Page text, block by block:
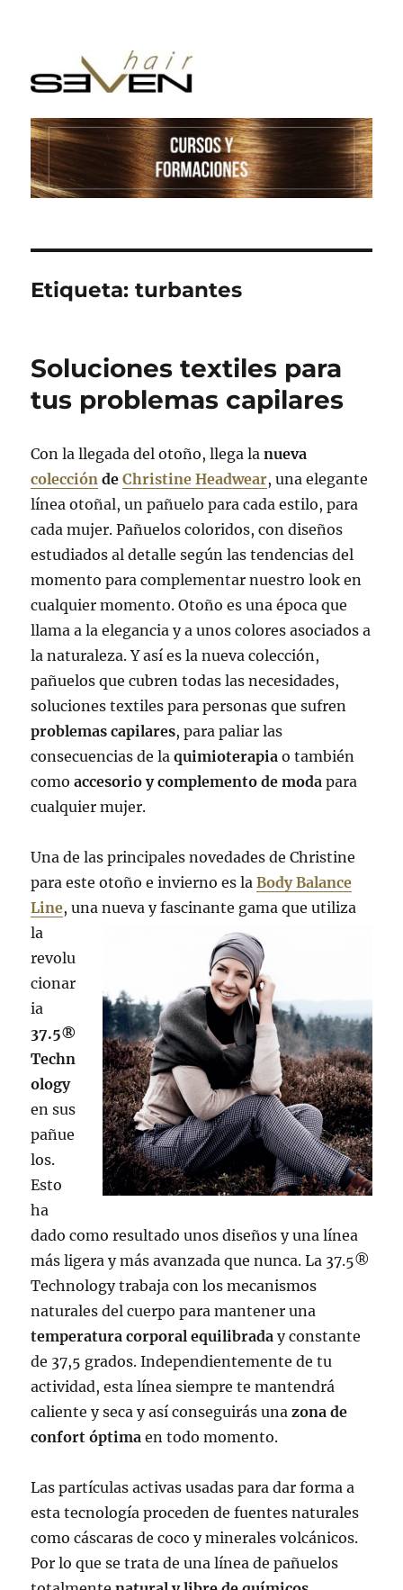
Etiqueta:turbantes
Soluciones textiles para
tus problemas capilares
Con la llegada del otoño, llega lanueva
colección deChristine Headwear, una elegante
línea otoñal, un pañuelo para cada estilo, para
cada mujer. Pañuelos coloridos, con diseños
estudiados al detalle según las tendencias del
momento para complementar nuestro look en
cualquier momento. Otoño es una época que
llama a la elegancia y a unos colores asociados a
la naturaleza. Y así es la nueva colección,
pañuelos que cubren todas las necesidades,
soluciones textiles para personas que sufren
problemas capilares, para paliar las
consecuencias de laquimioterapia o también
comoaccesorio y complemento de moda para
cualquier mujer.
Una de las principales novedades de Christine
para este otoño e invierno es laBody Balance
Line, una nueva y fascinante gama que utiliza
la
revolu
cionar
ia
37.5®
Techn
ology
en sus
pañue
los.
Esto
ha
dado como resultado unos diseños y una línea
más ligera y más avanzada que nunca. La 37.5®
Technology trabaja con los mecanismos
naturales del cuerpo para mantener una
temperatura corporal equilibrada y constante
de 37,5 grados. Independientemente de tu
actividad, esta línea siempre te mantendrá
caliente y seca y así conseguirás unazona de
confort óptima en todo momento.
Las partículas activas usadas para dar forma a
esta tecnología proceden de fuentes naturales
como cáscaras de coco y minerales volcánicos.
Por lo que se trata de una línea de pañuelos